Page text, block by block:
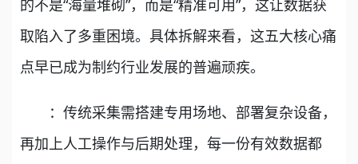
的不是“海量堆砌”，而是“精准可用”，这让数据获
取陷入了多重困境。具体拆解来看，这五大核心痛
点早已成为制约行业发展的普遍顽疾。
：传统采集需搭建专用场地、部署复杂设备，
再加上人工操作与后期处理，每一份有效数据都